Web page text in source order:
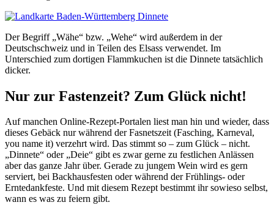
Der Begriff „Wähe“ bzw. „Wehe“ wird außerdem in der
Deutschschweiz und in Teilen des Elsass verwendet. Im
Unterschied zum dortigen Flammkuchen ist die Dinnete tatsächlich
dicker.
Nur zur Fastenzeit? Zum Glück nicht!
Auf manchen Online-Rezept-Portalen liest man hin und wieder, dass
dieses Gebäck nur während der Fasnetszeit (Fasching, Karneval,
you name it) verzehrt wird. Das stimmt so – zum Glück – nicht.
„Dinnete“ oder „Deie“ gibt es zwar gerne zu festlichen Anlässen
aber das ganze Jahr über. Gerade zu jungem Wein wird es gern
serviert, bei Backhausfesten oder während der Frühlings- oder
Erntedankfeste. Und mit diesem Rezept bestimmt ihr sowieso selbst,
wann es was zu feiern gibt.